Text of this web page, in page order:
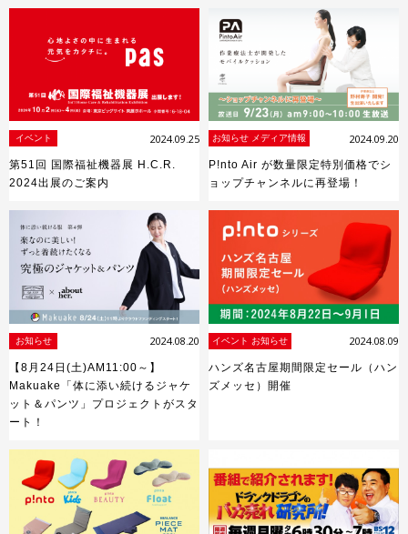
イベント 2024.09.25
第51回 国際福祉機器展 H.C.R.
2024出展のご案内
お知らせ メディア情報 2024.09.20
P!nto Air が数量限定特別価格でシ
ョップチャンネルに再登場！
お知らせ 2024.08.20
【8月24日(土)AM11:00～】
Makuake「体に添い続けるジャケ
ット＆パンツ」プロジェクトがスタ
ート！
イベント お知らせ 2024.08.09
ハンズ名古屋期間限定セール（ハン
ズメッセ）開催